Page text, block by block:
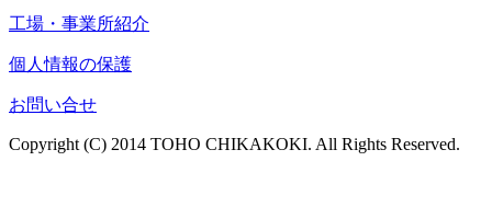
工場・事業所紹介
個人情報の保護
お問い合せ
Copyright (C) 2014 TOHO CHIKAKOKI. All Rights Reserved.